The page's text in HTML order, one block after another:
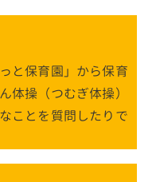
と保育園」から保育
体操（つむぎ体操）
ことを質問したりで